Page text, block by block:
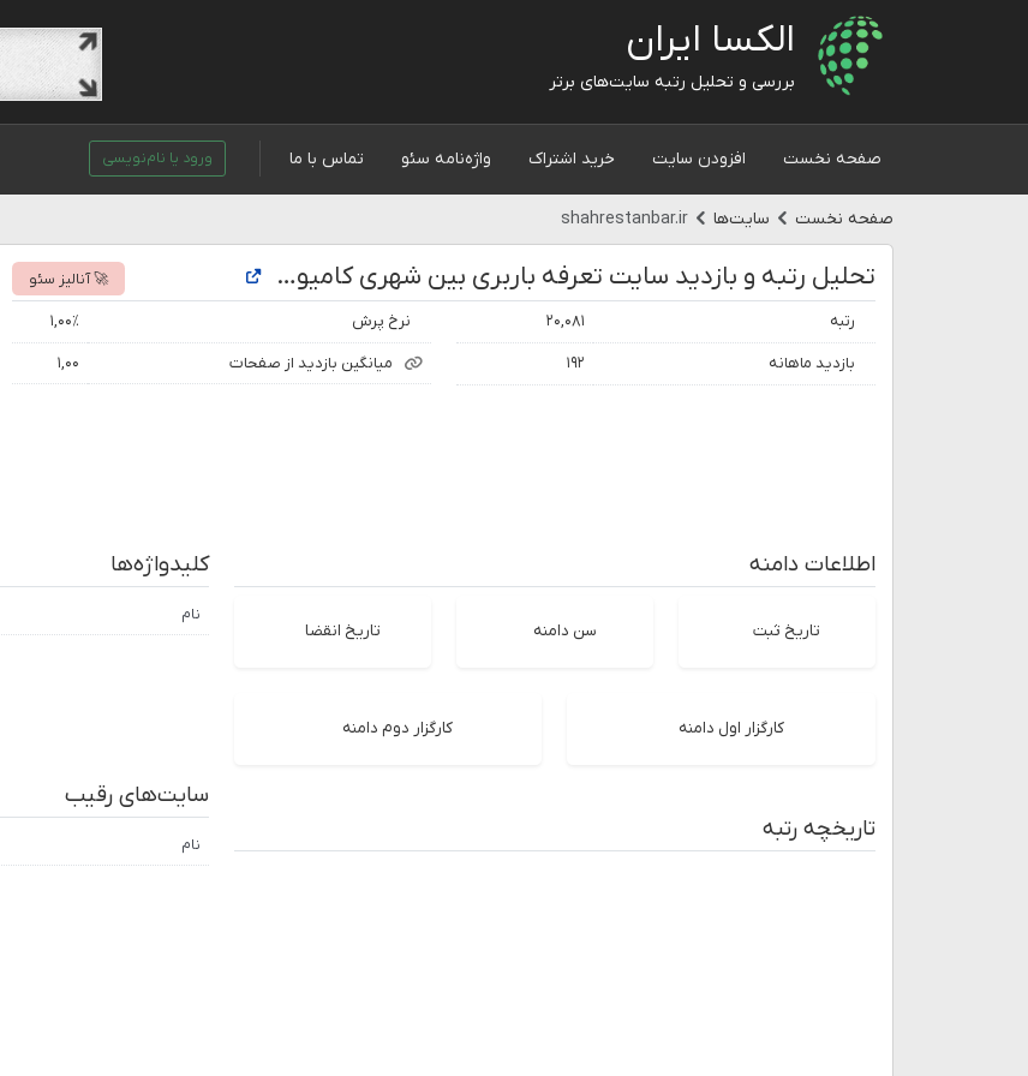
الکسا ایران
بررسی و تحلیل رتبه سایت‌های برتر
صفحه نخست افزودن سایت خرید اشتراک واژه‌نامه سئو تماس با ما ورود یا نام‌نویسی
صفحه نخست سایت‌ها shahrestanbar.ir
تحلیل رتبه و بازدید سایت تعرفه باربری بین شهری کامیون، تریلی، ترانزیت 🚀 آنالیز سئو
رتبه ۲۰,۰۸۱
بازدید ماهانه ۱۹۲
نرخ پرش ۱,۰۰٪
میانگین بازدید از صفحات ۱,۰۰
اطلاعات دامنه
تاریخ ثبت سن دامنه تاریخ انقضا
کارگزار اول دامنه کارگزار دوم دامنه
کلیدواژه‌ها
نام
تاریخچه رتبه
سایت‌های رقیب
نام